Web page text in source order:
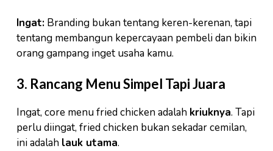
Ingat: Branding bukan tentang keren-kerenan, tapi
tentang membangun kepercayaan pembeli dan bikin
orang gampang inget usaha kamu.
3. Rancang Menu Simpel Tapi Juara
Ingat, core menu fried chicken adalah kriuknya. Tapi
perlu diingat, fried chicken bukan sekadar cemilan,
ini adalah lauk utama.